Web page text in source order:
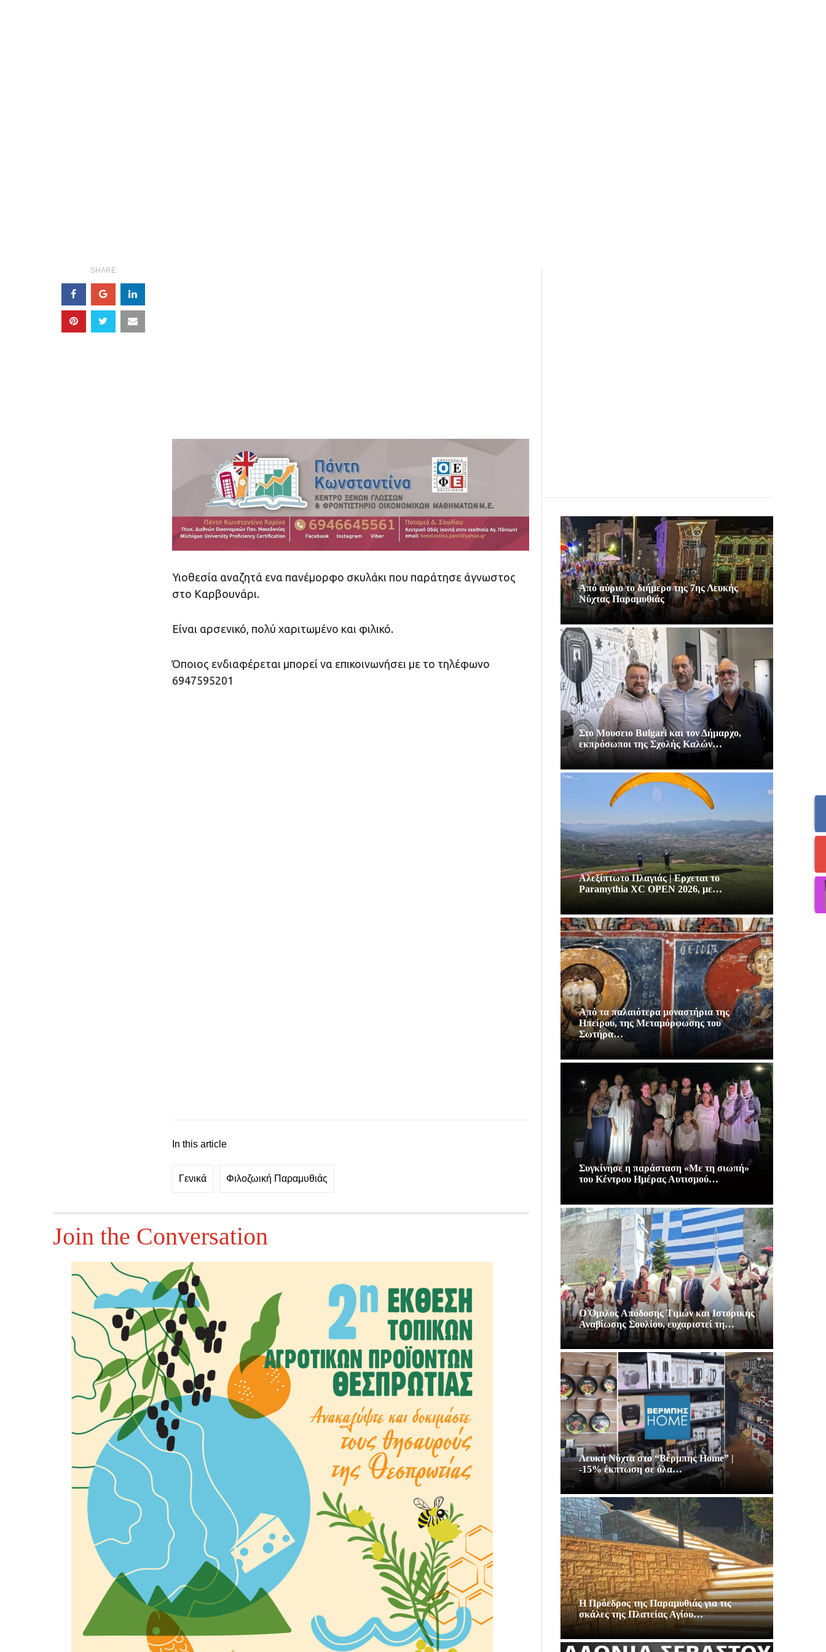
SHARE
Υιοθεσία αναζητά ενα πανέμορφo σκυλάκι που παράτησε άγνωστος
στο Καρβουνάρι.
Είναι αρσενικό, πολύ χαριτωμένο και φιλικό.
Όποιος ενδιαφέρεται μπορεί να επικοινωνήσει με το τηλέφωνο
6947595201
In this article
Γενικά Φιλοζωική Παραμυθιάς
Join the Conversation
Από αύριο το διήμερο της 7ης Λευκής
Νύχτας Παραμυθιάς
Στο Μουσειο Bulgari και τον Δήμαρχο,
εκπρόσωποι της Σχολής Καλών…
Αλεξίπτωτο Πλαγιάς | Ερχεται το
Paramythia XC OPEN 2026, με…
Από τα παλαιότερα μοναστήρια της
Ηπείρου, της Μεταμόρφωσης του
Σωτήρα…
Συγκίνησε η παράσταση «Με τη σιωπή»
του Κέντρου Ημέρας Αυτισμού…
Ο Όμιλος Απόδοσης Τιμών και Ιστορικής
Αναβίωσης Σουλίου, ευχαριστεί τη…
Λευκή Νύχτα στο “Βέρμπης Home” |
-15% έκπτωση σε όλα…
Η Πρόεδρος της Παραμυθιάς για τις
σκάλες της Πλατείας Αγίου…